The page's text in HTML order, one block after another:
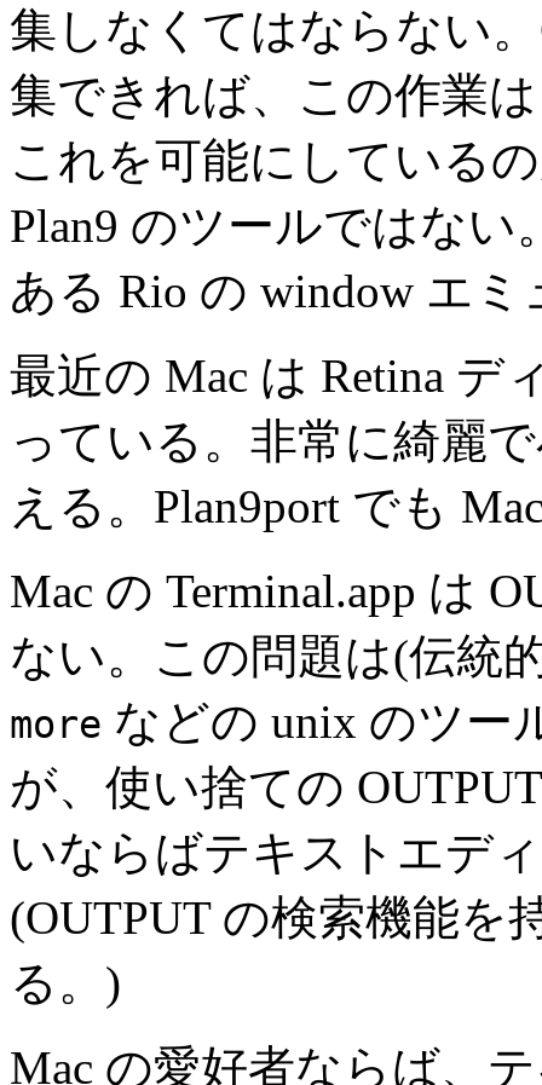
集しなくてはならない
集できれば、この作業
これを可能にしている
Plan9 のツールではない
ある Rio の window エ
最近の Mac は Retina
っている。非常に綺麗
える。Plan9port でも
Mac の Terminal.app は
ない。この問題は(伝統
more などの unix のツー
が、使い捨ての
いならばテキストエデ
(OUTPUT の検索機能を
る。)
Mac の愛好者ならば、